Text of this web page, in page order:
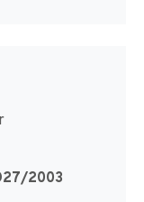
2003